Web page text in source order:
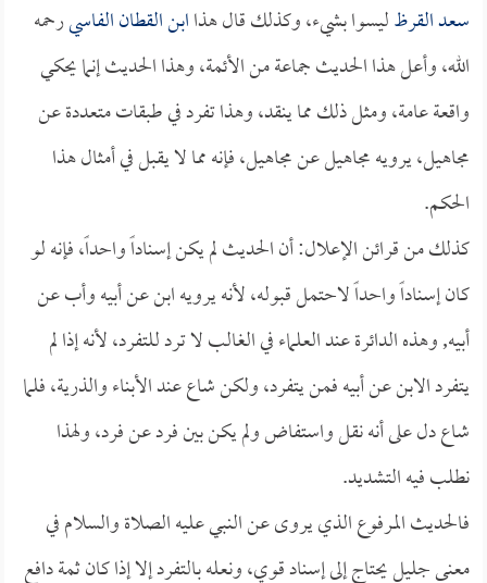
سعد القرظليسوا بشيء، وكذلك قال هذاابن القطان الفاسيرحمه
الله، وأعل هذا الحديث جماعة من الأئمة، وهذا الحديث إنما يحكي
واقعة عامة، ومثل ذلك مما ينقد، وهذا تفرد في طبقات متعددة عن
مجاهيل، يرويه مجاهيل عن مجاهيل، فإنه مما لا يقبل في أمثال هذا
الحكم.
كذلك من قرائن الإعلال: أن الحديث لم يكن إسناداً واحداً، فإنه لو
كان إسناداً واحداً لاحتمل قبوله، لأنه يرويه ابن عن أبيه وأب عن
أبيه, وهذه الدائرة عند العلماء في الغالب لا ترد للتفرد، لأنه إذا لم
يتفرد الابن عن أبيه فمن يتفرد، ولكن شاع عند الأبناء والذرية، فلما
شاع دل على أنه نقل واستفاض ولم يكن بين فرد عن فرد، ولهذا
نطلب فيه التشديد.
فالحديث المرفوع الذي يروى عن النبي عليه الصلاة والسلام في
معنى جليل يحتاج إلى إسناد قوي، ونعله بالتفرد إلا إذا كان ثمة دافع